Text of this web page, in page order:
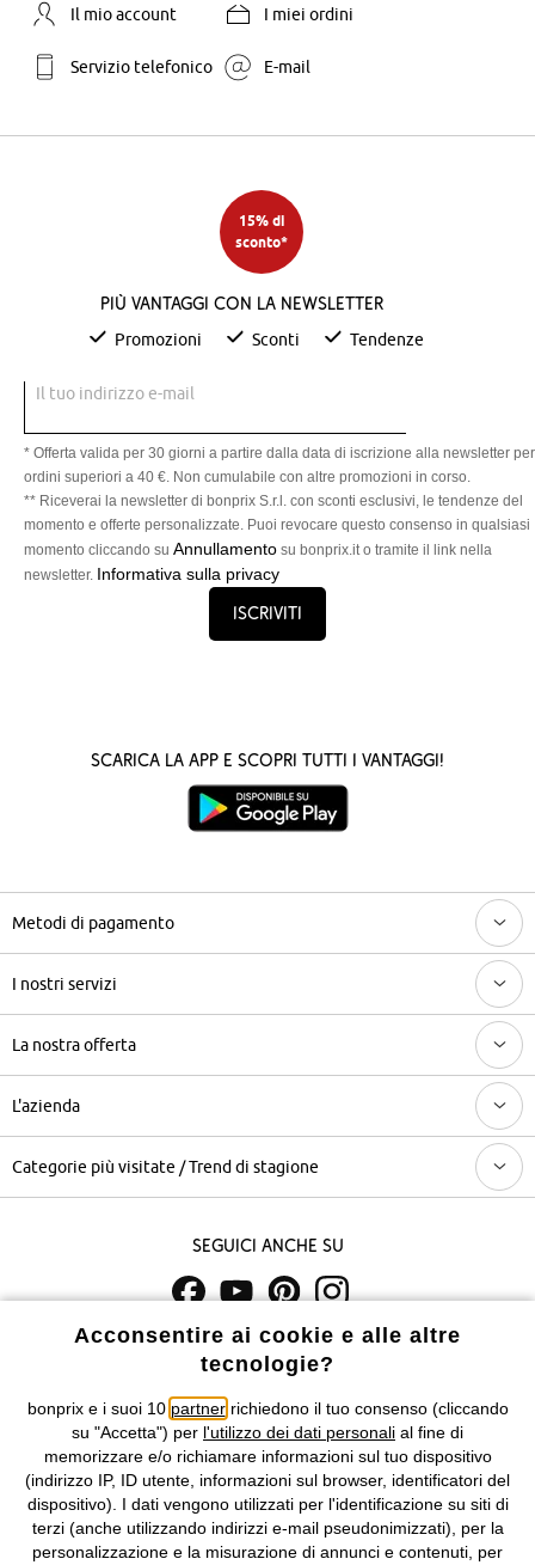
Il mio account I miei ordini
Servizio telefonico E-mail
15% di
sconto*
Più vantaggi con la newsletter
Promozioni Sconti Tendenze
Il tuo indirizzo e-mail
* Offerta valida per 30 giorni a partire dalla data di iscrizione alla newsletter per
ordini superiori a 40 €. Non cumulabile con altre promozioni in corso.
** Riceverai la newsletter di bonprix S.r.l. con sconti esclusivi, le tendenze del
momento e offerte personalizzate. Puoi revocare questo consenso in qualsiasi
momento cliccando su Annullamento su bonprix.it o tramite il link nella
newsletter. Informativa sulla privacy
Iscriviti
Scarica la App e scopri tutti i vantaggi!
Metodi di pagamento
I nostri servizi
La nostra offerta
L'azienda
Categorie più visitate / Trend di stagione
Seguici anche su
I prezzi sono IVA inclusa. Non includonole spese di spedizione e i
costi di servizio.
Condizioni di vendita Accessibilità
Informativa privacy e cookie Gestione dei cookie
Informazioni legali Diritto di recesso
Acconsentire ai cookie e alle altre
tecnologie?
bonprix e i suoi 10 partnerrichiedono il tuo consenso (cliccando
su "Accetta") per l'utilizzo dei dati personali al fine di
memorizzare e/o richiamare informazioni sul tuo dispositivo
(indirizzo IP, ID utente, informazioni sul browser, identificatori del
dispositivo). I dati vengono utilizzati per l'identificazione su siti di
terzi (anche utilizzando indirizzi e-mail pseudonimizzati), per la
personalizzazione e la misurazione di annunci e contenuti, per